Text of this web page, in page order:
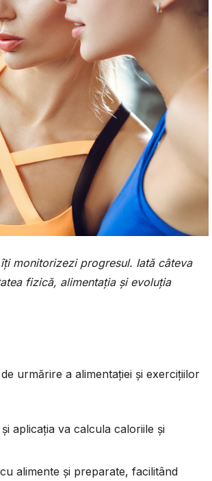
monitorizezi progresul. Iată câteva
fizică, alimentația și evoluția
urmărire a alimentației și exercițiilor
aplicația va calcula caloriile și
alimente și preparate, facilitând